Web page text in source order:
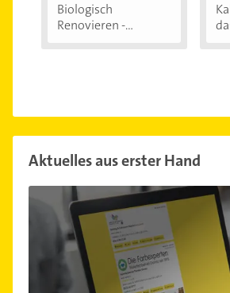
Biologisch
Renovieren -
Aktuelles aus erster Hand